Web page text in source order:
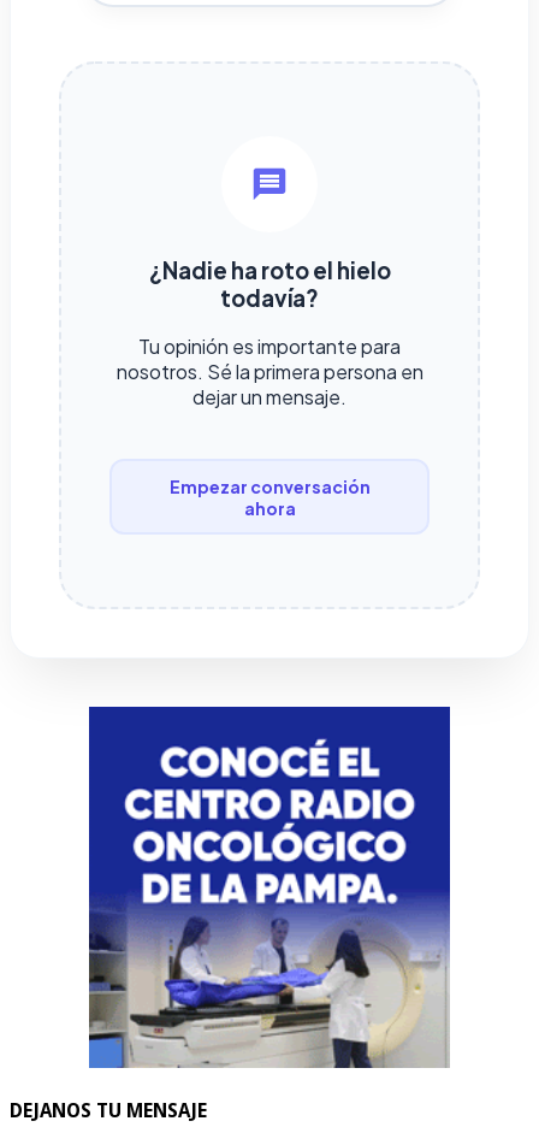
¿Nadie ha roto el hielo
todavía?
Tu opinión es importante para
nosotros. Sé la primera persona en
dejar un mensaje.
Empezar conversación
ahora
DEJANOS TU MENSAJE